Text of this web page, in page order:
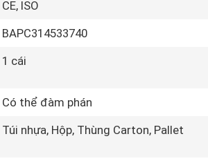
CE, ISO
BAPC314533740
1 cái
Có thể đàm phán
Túi nhựa, Hộp, Thùng Carton, Pallet